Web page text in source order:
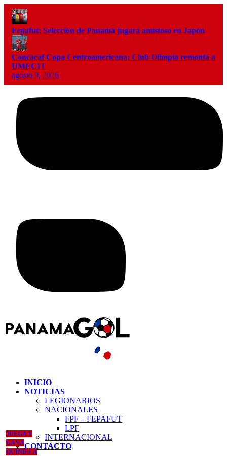
Fepafut: Selección de Panamá jugará amistoso en Japón
Concacaf Copa Centroamericana: Club Olimpia remonta a
UMECIT
agosto 9, 2026
INICIO
NOTICIAS
LEGIONARIOS
NACIONALES
FPF – FEPAFUT
LPF
INTERNACIONAL
CONTACTO
JUEGA Y
GANA
QUINIELA